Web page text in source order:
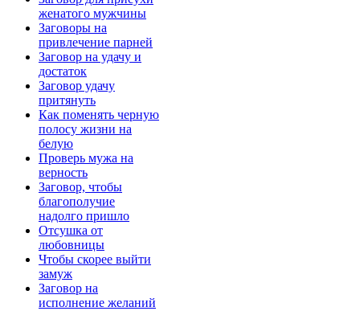
женатого мужчины
Заговоры на
привлечение парней
Заговор на удачу и
достаток
Заговор удачу
притянуть
Как поменять черную
полосу жизни на
белую
Проверь мужа на
верность
Заговор, чтобы
благополучие
надолго пришло
Отсушка от
любовницы
Чтобы скорее выйти
замуж
Заговор на
исполнение желаний